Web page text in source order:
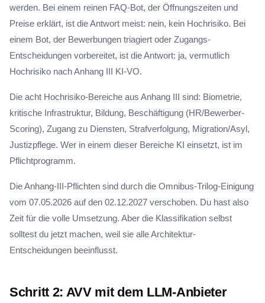
werden. Bei einem reinen FAQ-Bot, der Öffnungszeiten und
Preise erklärt, ist die Antwort meist: nein, kein Hochrisiko. Bei
einem Bot, der Bewerbungen triagiert oder Zugangs-
Entscheidungen vorbereitet, ist die Antwort: ja, vermutlich
Hochrisiko nach Anhang III KI-VO.
Die acht Hochrisiko-Bereiche aus Anhang III sind: Biometrie,
kritische Infrastruktur, Bildung, Beschäftigung (HR/Bewerber-
Scoring), Zugang zu Diensten, Strafverfolgung, Migration/Asyl,
Justizpflege. Wer in einem dieser Bereiche KI einsetzt, ist im
Pflichtprogramm.
Die Anhang-III-Pflichten sind durch die Omnibus-Trilog-Einigung
vom 07.05.2026 auf den 02.12.2027 verschoben. Du hast also
Zeit für die volle Umsetzung. Aber die Klassifikation selbst
solltest du jetzt machen, weil sie alle Architektur-
Entscheidungen beeinflusst.
Schritt 2: AVV mit dem LLM-Anbieter